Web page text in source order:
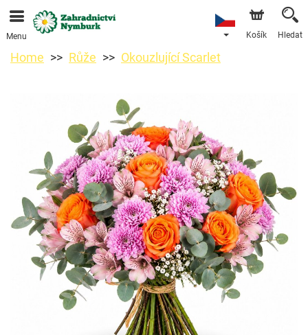
Objednávky přes e-shop přijímáme. Nejbližší možné
doručení je od 11.8.2026 z důvodu dovolené.
Menu Košík Hledat
Home Růže Okouzlující Scarlet